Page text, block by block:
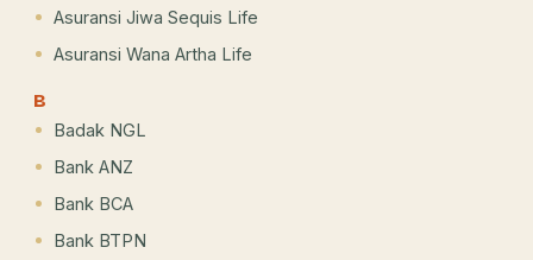
Asuransi Jiwa Sequis Life
Asuransi Wana Artha Life
B
Badak NGL
Bank ANZ
Bank BCA
Bank BTPN